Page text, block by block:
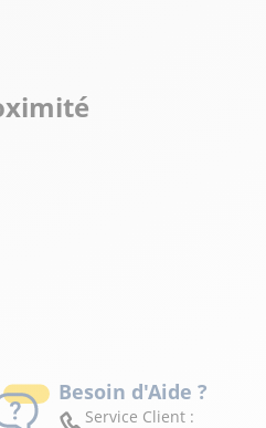
Besoin d'Aide ?
Service Client :